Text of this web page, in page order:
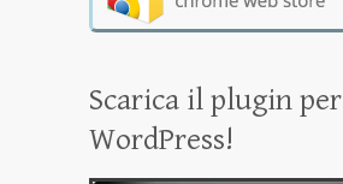
Scarica il plugin per
WordPress!